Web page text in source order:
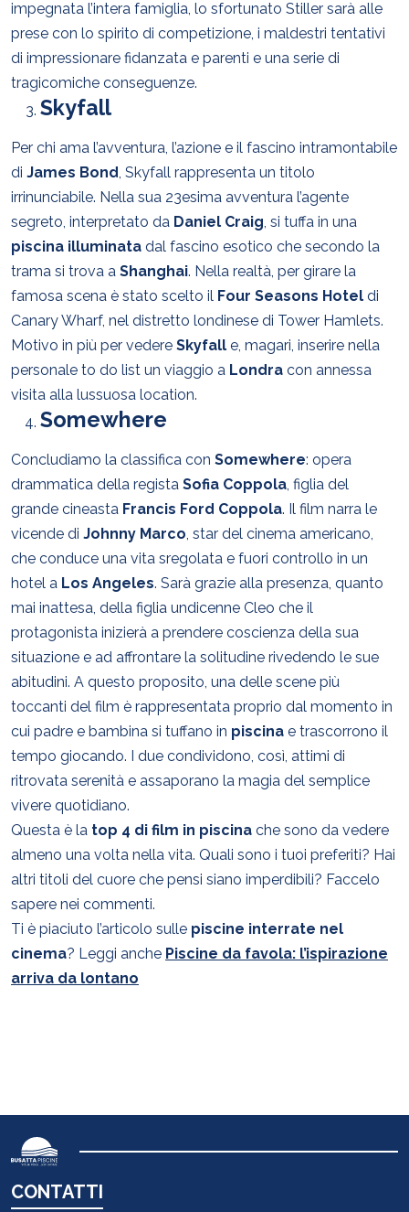
impegnata l’intera famiglia, lo sfortunato Stiller sarà alle
prese con lo spirito di competizione, i maldestri tentativi
di impressionare fidanzata e parenti e una serie di
tragicomiche conseguenze.
Skyfall
Per chi ama l’avventura, l’azione e il fascino intramontabile
di James Bond, Skyfall rappresenta un titolo
irrinunciabile. Nella sua 23esima avventura l’agente
segreto, interpretato da Daniel Craig, si tuffa in una
piscina illuminata dal fascino esotico che secondo la
trama si trova a Shanghai. Nella realtà, per girare la
famosa scena è stato scelto il Four Seasons Hotel di
Canary Wharf, nel distretto londinese di Tower Hamlets.
Motivo in più per vedere Skyfall e, magari, inserire nella
personale to do list un viaggio a Londra con annessa
visita alla lussuosa location.
Somewhere
Concludiamo la classifica con Somewhere: opera
drammatica della regista Sofia Coppola, figlia del
grande cineasta Francis Ford Coppola. Il film narra le
vicende di Johnny Marco, star del cinema americano,
che conduce una vita sregolata e fuori controllo in un
hotel a Los Angeles. Sarà grazie alla presenza, quanto
mai inattesa, della figlia undicenne Cleo che il
protagonista inizierà a prendere coscienza della sua
situazione e ad affrontare la solitudine rivedendo le sue
abitudini. A questo proposito, una delle scene più
toccanti del film è rappresentata proprio dal momento in
cui padre e bambina si tuffano in piscina e trascorrono il
tempo giocando. I due condividono, così, attimi di
ritrovata serenità e assaporano la magia del semplice
vivere quotidiano.
Questa è la top 4 di film in piscina che sono da vedere
almeno una volta nella vita. Quali sono i tuoi preferiti? Hai
altri titoli del cuore che pensi siano imperdibili? Faccelo
sapere nei commenti.
Ti è piaciuto l’articolo sulle piscine interrate nel
cinema? Leggi anche Piscine da favola: l’ispirazione
arriva da lontano
CONTATTI